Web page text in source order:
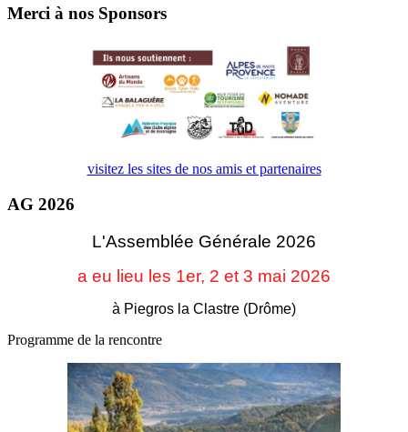
Merci à nos Sponsors
visitez les sites de nos amis et partenaires
AG 2026
L'Assemblée Générale 2026
a eu lieu les 1er, 2 et 3 mai 2026
à Piegros la Clastre (Drôme)
Programme de la rencontre